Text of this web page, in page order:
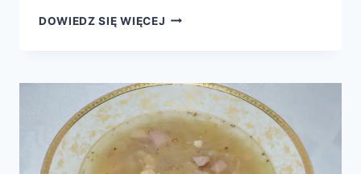
DOWIEDZ SIĘ WIĘCEJ FASOLKA